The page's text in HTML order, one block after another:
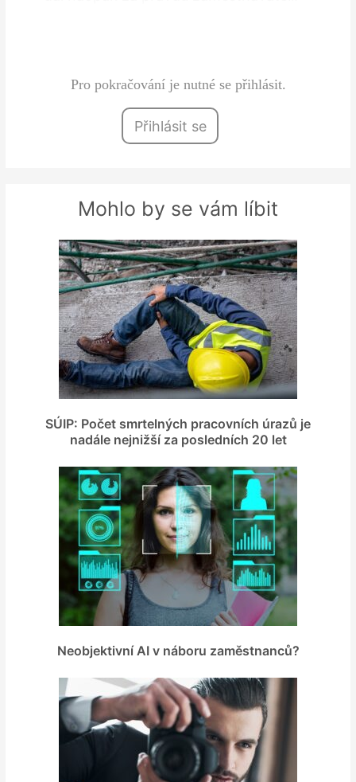
Pro pokračování je nutné se přihlásit.
Přihlásit se
Mohlo by se vám líbit
SÚIP: Počet smrtelných pracovních úrazů je
nadále nejnižší za posledních 20 let
Neobjektivní AI v náboru zaměstnanců?